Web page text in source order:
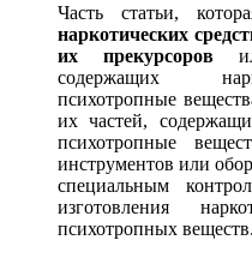
Часть статьи,
наркотических
их прекурсоров
содержащих
психотропные
их частей,
психотропные
инструментов или
специальным
изготовления
психотропных веществ.